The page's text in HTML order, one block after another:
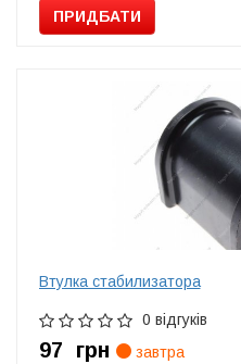
ПРИДБАТИ
Втулка стабилизатора
0 відгуків
97 грн
завтра